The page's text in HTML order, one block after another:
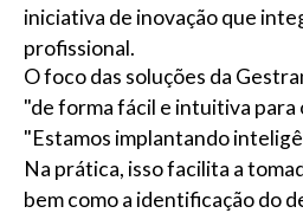
iniciativa de inovação que
profissional.
O foco das soluções da
"de forma fácil e intuitiva para
"Estamos implantando
Na prática, isso facilita a
bem como a identificação do